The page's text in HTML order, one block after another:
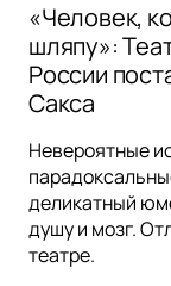
«Человек,
шляпу»:
России
Сакса
Невероятные
деликатный
душу и мозг.
театре.